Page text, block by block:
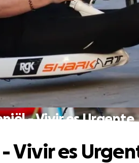
- Vivir es Urgente
Vivir es